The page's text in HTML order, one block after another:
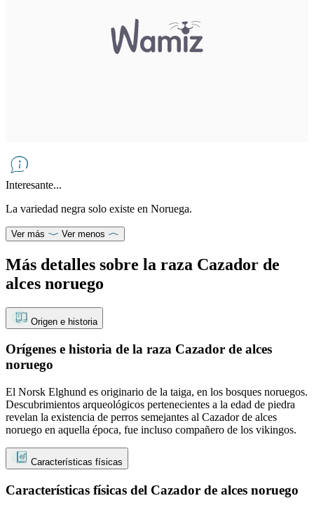
Interesante...
La variedad negra solo existe en Noruega.
Ver más Ver menos
Más detalles sobre la raza Cazador de
alces noruego
Origen e historia
Orígenes e historia de la raza Cazador de alces
noruego
El Norsk Elghund es originario de la taiga, en los bosques noruegos.
Descubrimientos arqueológicos pertenecientes a la edad de piedra
revelan la existencia de perros semejantes al Cazador de alces
noruego en aquella época, fue incluso compañero de los vikingos.
Características físicas
Características físicas del Cazador de alces noruego